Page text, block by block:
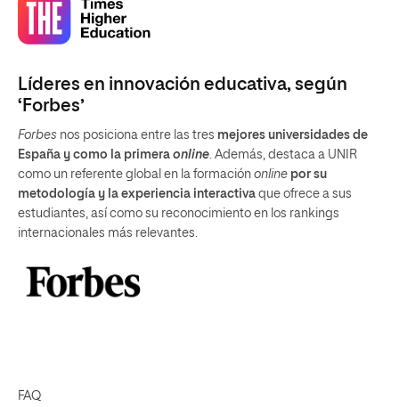
Líderes en innovación educativa, según
‘Forbes’
Forbes nos posiciona entre las tres mejores universidades de
España y como la primera online. Además, destaca a UNIR
como un referente global en la formación online por su
metodología y la experiencia interactiva que ofrece a sus
estudiantes, así como su reconocimiento en los rankings
internacionales más relevantes.
FAQ